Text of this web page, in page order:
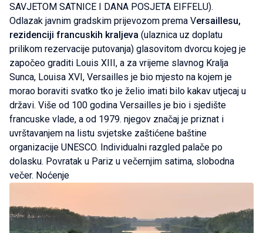
SAVJETOM SATNICE I DANA POSJETA EIFFELU).
Odlazak javnim gradskim prijevozom prema Versaillesu,
rezidenciji francuskih kraljeva (ulaznica uz doplatu
prilikom rezervacije putovanja) glasovitom dvorcu kojeg je
započeo graditi Louis XIII, a za vrijeme slavnog Kralja
Sunca, Louisa XVI, Versailles je bio mjesto na kojem je
morao boraviti svatko tko je želio imati bilo kakav utjecaj u
državi. Više od 100 godina Versailles je bio i sjedište
francuske vlade, a od 1979. njegov značaj je priznat i
uvrštavanjem na listu svjetske zaštićene baštine
organizacije UNESCO. Individualni razgled palače po
dolasku. Povratak u Pariz u večernjim satima, slobodna
večer. Noćenje